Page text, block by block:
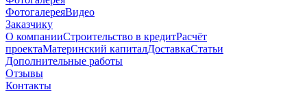
ФотогалереяВидео
Заказчику
О компанииСтроительство в кредитРасчёт
проектаМатеринский капиталДоставкаСтатьи
Дополнительные работы
Отзывы
Контакты